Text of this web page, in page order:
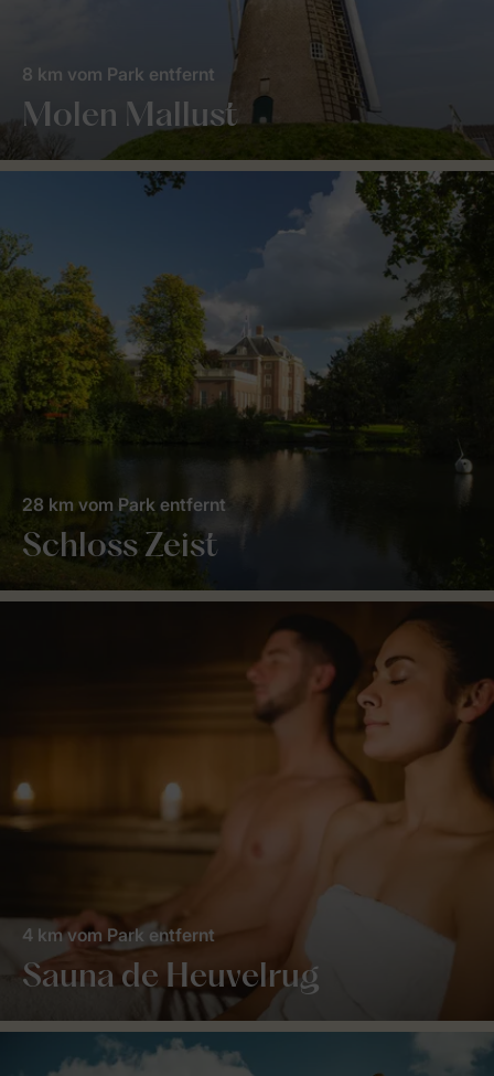
Molen Mallust
8 km vom Park entfernt
Schloss Zeist
28 km vom Park entfernt
Sauna de Heuvelrug
4 km vom Park entfernt